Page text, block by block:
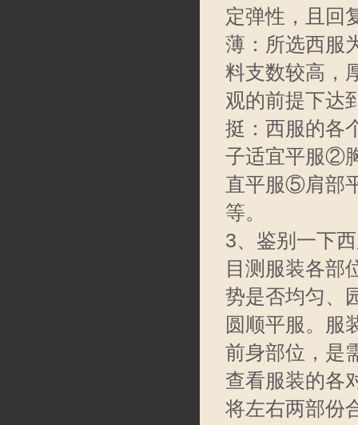
定弹性，且回
薄：所选西服
料支数较高，
观的前提下达
挺：西服的各
子适宜平服②
直平服⑤肩部
等。
3、鉴别一下
目测服装各部
势是否均匀、
圆顺平服。服
前身部位，是
查看服装的各
将左右两部份